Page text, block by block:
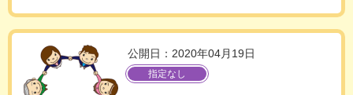
公開日：2020年04月19日
指定なし